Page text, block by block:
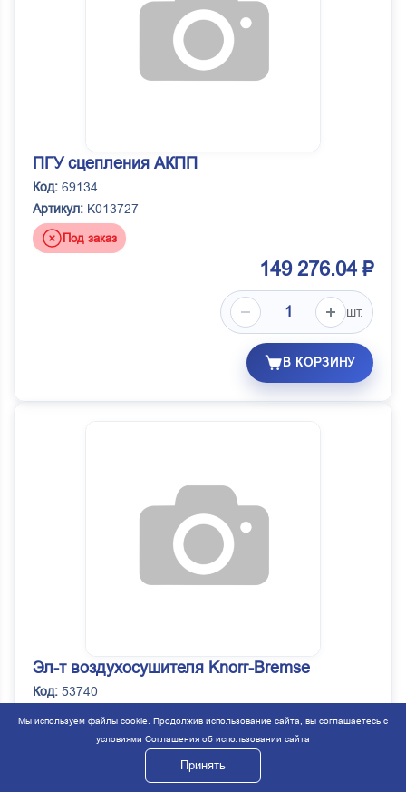
ПГУ сцепления АКПП
Код: 69134
Артикул: K013727
Под заказ
149 276.04 ₽
шт.
В КОРЗИНУ
Эл-т воздухосушителя Knorr-Bremse
Код: 53740
Под заказ
Мы используем файлы cookie. Продолжив использование сайта, вы соглашаетесь с
условиями Соглашения об использовании сайта
Принять